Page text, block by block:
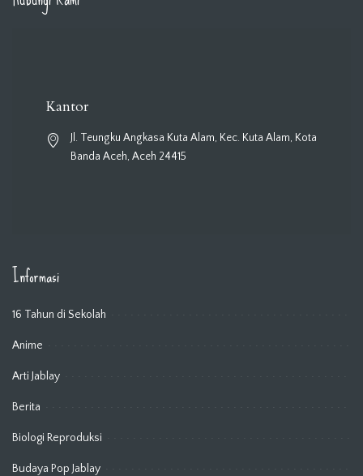
Kantor
Jl. Teungku Angkasa Kuta Alam, Kec. Kuta Alam, Kota
Banda Aceh, Aceh 24415
Informasi
16 Tahun di Sekolah
Anime
Arti Jablay
Berita
Biologi Reproduksi
Budaya Pop Jablay